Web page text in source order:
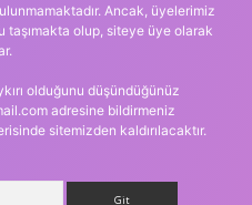
Ancak, üyelerimiz
taşımakta olup, siteye üye olarak
olduğunu düşündüğünüz
adresine bildirmeniz
sitemizden kaldırılacaktır.